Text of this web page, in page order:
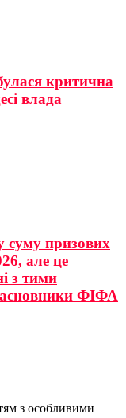
критична
влада
суму призових
але це
з тими
ФІФА
з особливими